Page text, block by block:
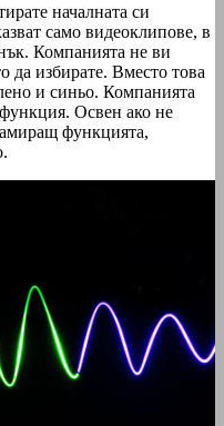
началната си
само видеоклипове, в
Компанията не ви
да избирате. Вместо това
и синьо. Компанията
Освен ако не
функцията,